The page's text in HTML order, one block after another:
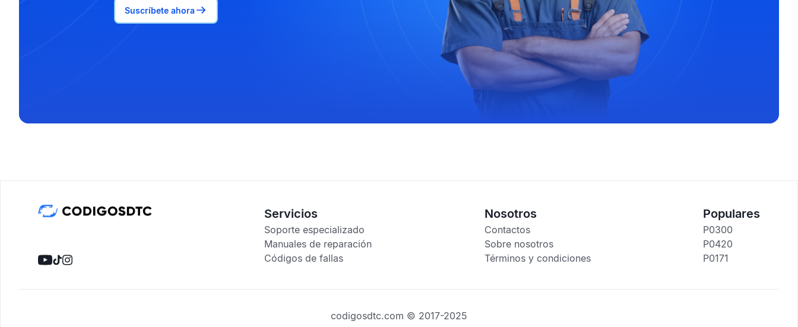
Suscríbete ahora
Servicios
Soporte especializado
Manuales de reparación
Códigos de fallas
Nosotros
Contactos
Sobre nosotros
Términos y condiciones
Populares
P0300
P0420
P0171
codigosdtc.com © 2017-2025